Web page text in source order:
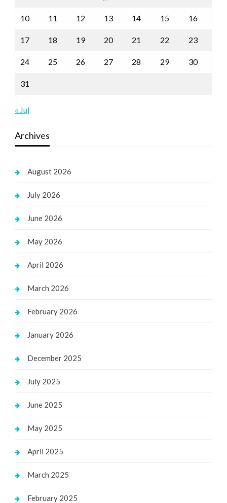
10 11 12 13 14 15 16
17 18 19 20 21 22 23
24 25 26 27 28 29 30
31
« Jul
Archives
August 2026
July 2026
June 2026
May 2026
April 2026
March 2026
February 2026
January 2026
December 2025
July 2025
June 2025
May 2025
April 2025
March 2025
February 2025